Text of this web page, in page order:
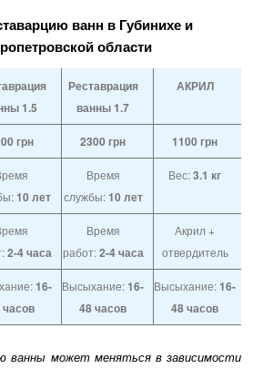
ванн в Губинихе и
области
1.5
Реставрация
ванны 1.7
АКРИЛ
грн 2300 грн 1100 грн
10 лет
Время
службы:10 лет
Вес:3.1 кг
2-4 часа
Время
работ:2-4 часа
Акрил +
отвердитель
16-
часов
Высыхание:16-
48 часов
Высыхание:16-
48 часов
ванны может меняться в зависимости